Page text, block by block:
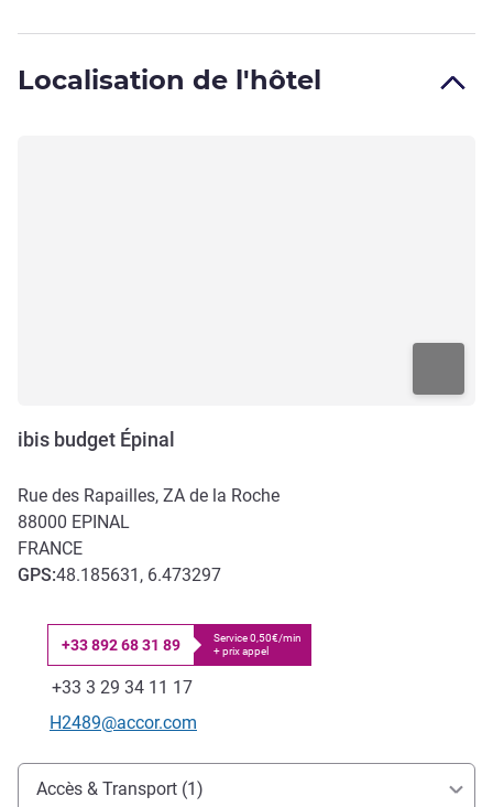
Localisation de l'hôtel
ibis budget Épinal
Rue des Rapailles, ZA de la Roche
88000 EPINAL
FRANCE
GPS:48.185631, 6.473297
Téléphone
+33 892 68 31 89
Service 0,50€/min
+ prix appel
Fax
+33 3 29 34 11 17
Email de contact
H2489@accor.com
Accès et transports
Accès & Transport (1)